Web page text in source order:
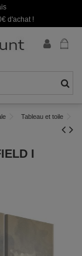
d'achat !
Tableau et toile
I